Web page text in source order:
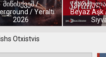
მიწისქვეშ /
/ Yeralti
2026
Beyaz Aşk
Otxistvis